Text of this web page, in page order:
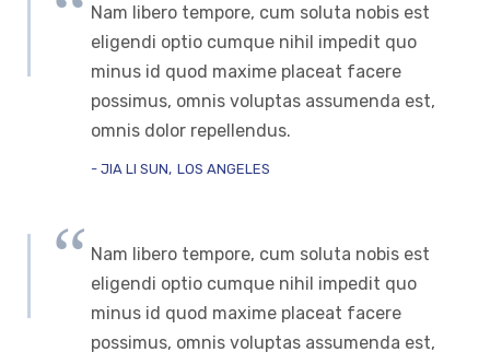
Nam libero tempore, cum soluta nobis est
eligendi optio cumque nihil impedit quo
minus id quod maxime placeat facere
possimus, omnis voluptas assumenda est,
omnis dolor repellendus.
JIA LI SUN LOS ANGELES
Nam libero tempore, cum soluta nobis est
eligendi optio cumque nihil impedit quo
minus id quod maxime placeat facere
possimus, omnis voluptas assumenda est,